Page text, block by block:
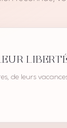
de leurs